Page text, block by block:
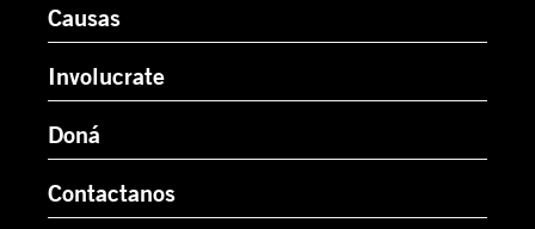
Causas
Involucrate
Doná
Contactanos